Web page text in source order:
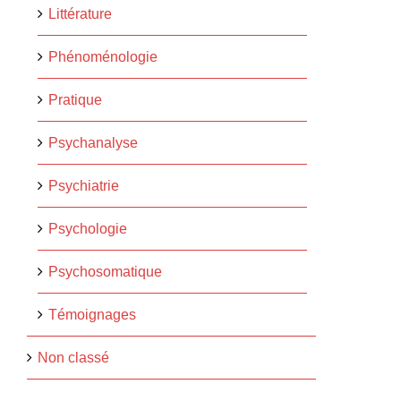
Littérature
Phénoménologie
Pratique
Psychanalyse
Psychiatrie
Psychologie
Psychosomatique
Témoignages
Non classé